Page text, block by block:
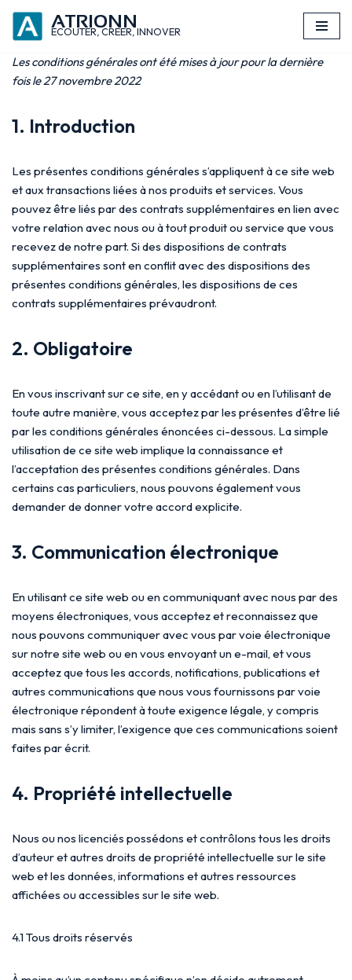
principal
Aller
au
contenu
ATRIONN
ECOUTER, CREER, INNOVER
Les conditions générales ont été mises à jour pour la dernière
fois le 27 novembre 2022
1. Introduction
Les présentes conditions générales s’appliquent à ce site web
et aux transactions liées à nos produits et services. Vous
pouvez être liés par des contrats supplémentaires en lien avec
votre relation avec nous ou à tout produit ou service que vous
recevez de notre part. Si des dispositions de contrats
supplémentaires sont en conflit avec des dispositions des
présentes conditions générales, les dispositions de ces
contrats supplémentaires prévaudront.
2. Obligatoire
En vous inscrivant sur ce site, en y accédant ou en l’utilisant de
toute autre manière, vous acceptez par les présentes d’être lié
par les conditions générales énoncées ci-dessous. La simple
utilisation de ce site web implique la connaissance et
l’acceptation des présentes conditions générales. Dans
certains cas particuliers, nous pouvons également vous
demander de donner votre accord explicite.
3. Communication électronique
En utilisant ce site web ou en communiquant avec nous par des
moyens électroniques, vous acceptez et reconnaissez que
nous pouvons communiquer avec vous par voie électronique
sur notre site web ou en vous envoyant un e-mail, et vous
acceptez que tous les accords, notifications, publications et
autres communications que nous vous fournissons par voie
électronique répondent à toute exigence légale, y compris
mais sans s’y limiter, l’exigence que ces communications soient
faites par écrit.
4. Propriété intellectuelle
Nous ou nos licenciés possédons et contrôlons tous les droits
d’auteur et autres droits de propriété intellectuelle sur le site
web et les données, informations et autres ressources
affichées ou accessibles sur le site web.
4.1 Tous droits réservés